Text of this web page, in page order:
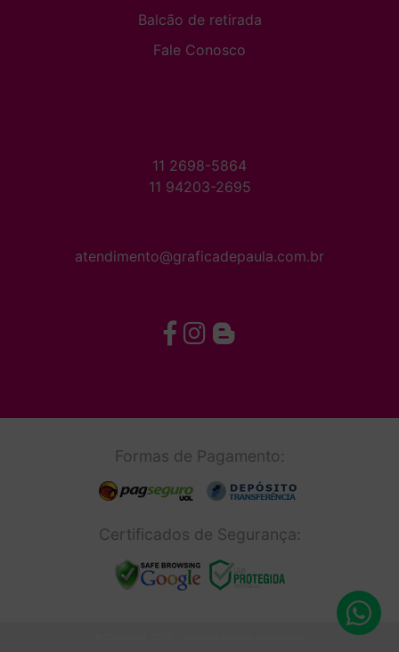
Balcão de retirada
Fale Conosco
11 2698-5864
11 94203-2695
atendimento@graficadepaula.com.br
Formas de Pagamento:
Certificados de Segurança: